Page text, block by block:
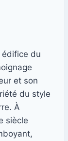
édifice du
et son
du style
À
siècle